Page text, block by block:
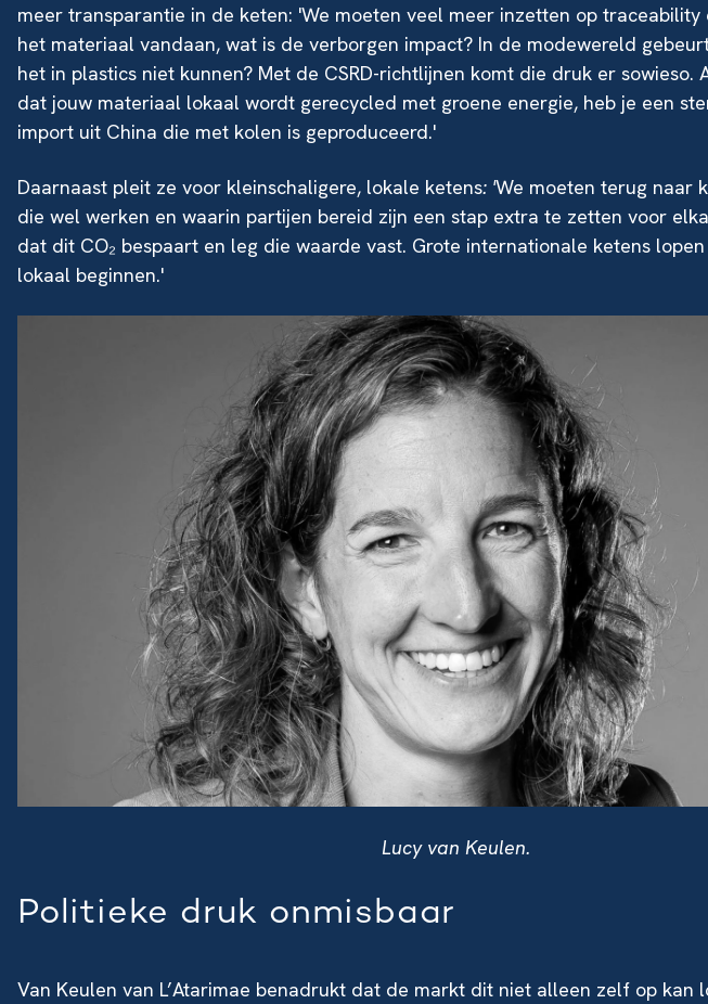
meer transparantie in de keten: 'We moeten veel meer inzetten op traceability
het materiaal vandaan, wat is de verborgen impact? In de modewereld
het in plastics niet kunnen? Met de CSRD-richtlijnen komt die druk er sowieso.
dat jouw materiaal lokaal wordt gerecycled met groene energie, heb je een
import uit China die met kolen is geproduceerd.'
Daarnaast pleit ze voor kleinschaligere, lokale ketens: 'We moeten terug naar
die wel werken en waarin partijen bereid zijn een stap extra te zetten voor
dat dit CO₂ bespaart en leg die waarde vast. Grote internationale ketens
lokaal beginnen.'
Lucy van Keulen.
Politieke druk onmisbaar
Van Keulen van L’Atarimae benadrukt dat de markt dit niet alleen zelf op kan